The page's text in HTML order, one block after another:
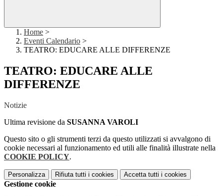
Home >
Eventi Calendario >
TEATRO: EDUCARE ALLE DIFFERENZE
TEATRO: EDUCARE ALLE
DIFFERENZE
Notizie
Ultima revisione da SUSANNA VAROLI
Questo sito o gli strumenti terzi da questo utilizzati si avvalgono di
cookie necessari al funzionamento ed utili alle finalità illustrate nella
COOKIE POLICY.
Personalizza Rifiuta tutti i cookies Accetta tutti i cookies
Gestione cookie